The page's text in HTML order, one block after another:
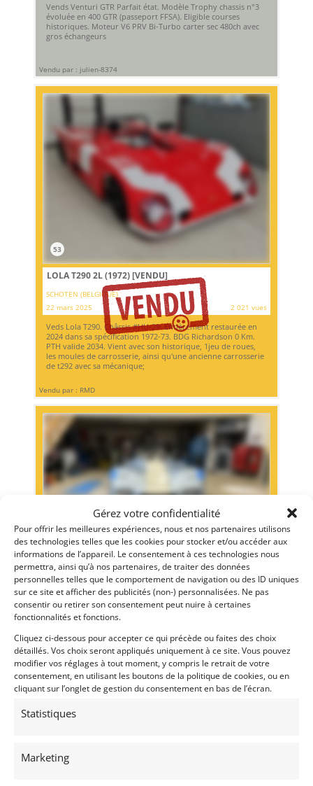
Gérez votre confidentialité
Pour offrir les meilleures expériences, nous et nos partenaires utilisons
des technologies telles que les cookies pour stocker et/ou accéder aux
informations de l’appareil. Le consentement à ces technologies nous
permettra, ainsi qu’à nos partenaires, de traiter des données
personnelles telles que le comportement de navigation ou des ID uniques
sur ce site et afficher des publicités (non-) personnalisées. Ne pas
consentir ou retirer son consentement peut nuire à certaines
fonctionnalités et fonctions.
Cliquez ci-dessous pour accepter ce qui précède ou faites des choix
détaillés. Vos choix seront appliqués uniquement à ce site. Vous pouvez
modifier vos réglages à tout moment, y compris le retrait de votre
consentement, en utilisant les boutons de la politique de cookies, ou en
cliquant sur l’onglet de gestion du consentement en bas de l’écran.
Statistiques
Marketing
Vends Venturi GTR Parfait état. Modèle Trophy chassis n°3
évoluée en 400 GTR (passeport FFSA). Eligible courses
historiques. Moteur V6 PRV Bi-Turbo carter sec 480ch avec
gros échangeurs
Vendu par : julien-8374
53
LOLA T290 2L (1972)[VENDU]
SCHOTEN (BELGIQUE)
22 mars 2025
2 021 vues
Veds Lola T290. Châssis #HU-29. Entièrement restaurée en
2024 dans sa spécification 1972-73. BDG Richardson 0 Km.
PTH valide 2034. Vient avec son historique, 1jeu de roues,
les moules de carrosserie, ainsi qu'une ancienne carrosserie
de t292 avec sa mécanique;
Vendu par : RMD
29
CESCA-GRAC SPORT PROTO 2L (1974)[VENDU]
CLARET (FRANCE)
Vends CESCA SPORT PROTO 2L de 1974. Vendue en tant que
"Rolling châssis" : Châssis, carrosserie et Boite Hewland
FT200. Historique très intéressant. Très bien construite.
Excellente éligibilité. Différents moteurs possibles en
fonction du budget. Possibilité BDA injection à
reconstruire...
Vendu par : Classic Racing Experience